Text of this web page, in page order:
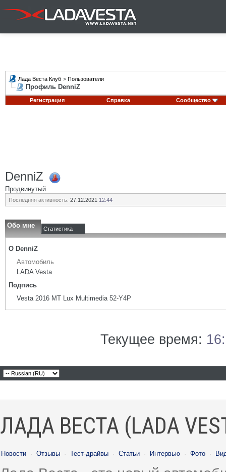
Лада Веста Клуб > Пользователи
Профиль DenniZ
Регистрация Справка Сообщество
DenniZ
Продвинутый
Последняя активность: 27.12.2021 12:44
Обо мне Статистика
О DenniZ
Автомобиль
LADA Vesta
Подпись
Vesta 2016 MT Lux Multimedia 52-Y4P
Текущее время:
ЛАДА ВЕСТА (LADA
Новости · Отзывы · Тест-драйвы · Статьи · Интервью · Фото ·